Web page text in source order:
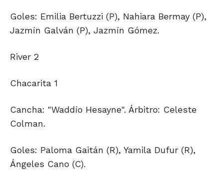
Goles: Emilia Bertuzzi (P), Nahiara Bermay (P),
Jazmín Galván (P), Jazmín Gómez.
River 2
Chacarita 1
Cancha: "Waddío Hesayne". Árbitro: Celeste
Colman.
Goles: Paloma Gaitán (R), Yamila Dufur (R),
Ángeles Cano (C).